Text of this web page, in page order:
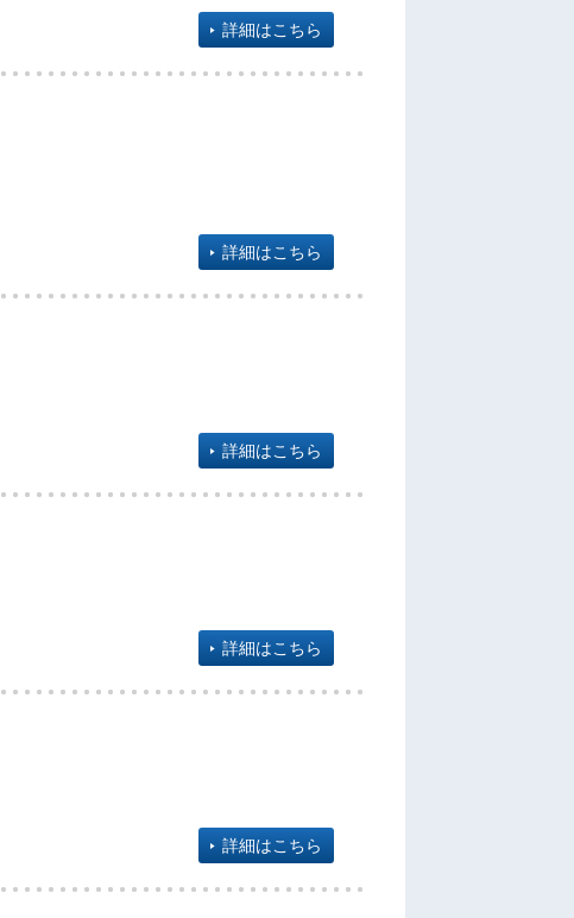
詳細はこちら
詳細はこちら
詳細はこちら
詳細はこちら
詳細はこちら